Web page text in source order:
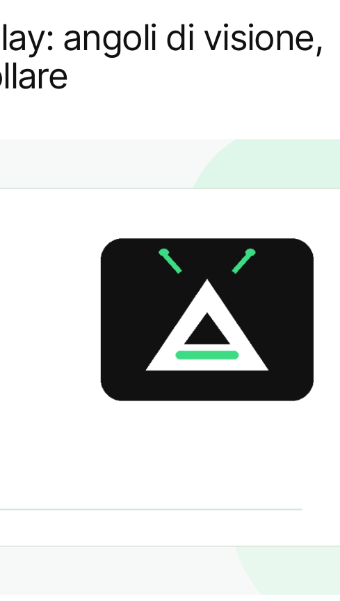
angoli di visione,